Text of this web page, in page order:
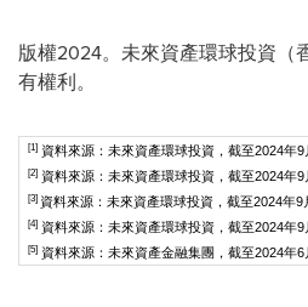
版權2024。未來資產環球投資（
有權利。
[1]資料來源：未來資產環球投資，截至2024年9
[2]資料來源：未來資產環球投資，截至2024年9
[3] 資料來源：未來資產環球投資，截至2024年9
[4]資料來源：未來資產環球投資，截至2024年9
[5]資料來源：未來資產金融集團，截至2024年6